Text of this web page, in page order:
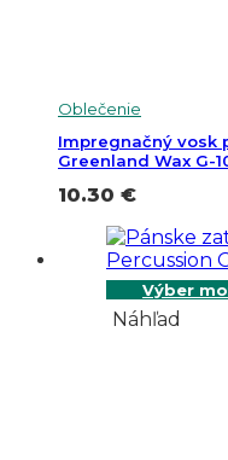
Oblečenie
Impregnačný vosk
Greenland Wax G-
10.30 €
Výber
Náhľad